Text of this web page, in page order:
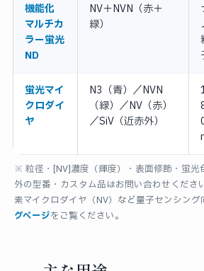
機能化
マルチカ
ラー蛍光
ND
NV＋NVN（赤＋
緑）
蛍光マイ
クロダイ
ヤ
N3（青）／NVN
（緑）／NV（赤）
／SiV（近赤外）
※ 粒径・[NV]濃度（輝度）・表面修飾・蛍光
外の型番・カスタム品はお問い合わせくださ
素マイクロダイヤ（NV）など量子センシング
グページをご覧ください。